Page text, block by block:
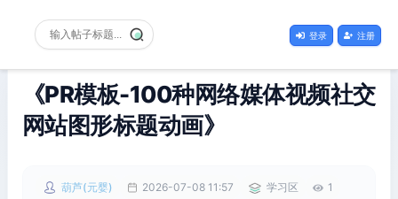
登录 注册
《PR模板-100种网络媒体视频社交
网站图形标题动画》
葫芦(元婴) 2026-07-08 11:57 学习区
1